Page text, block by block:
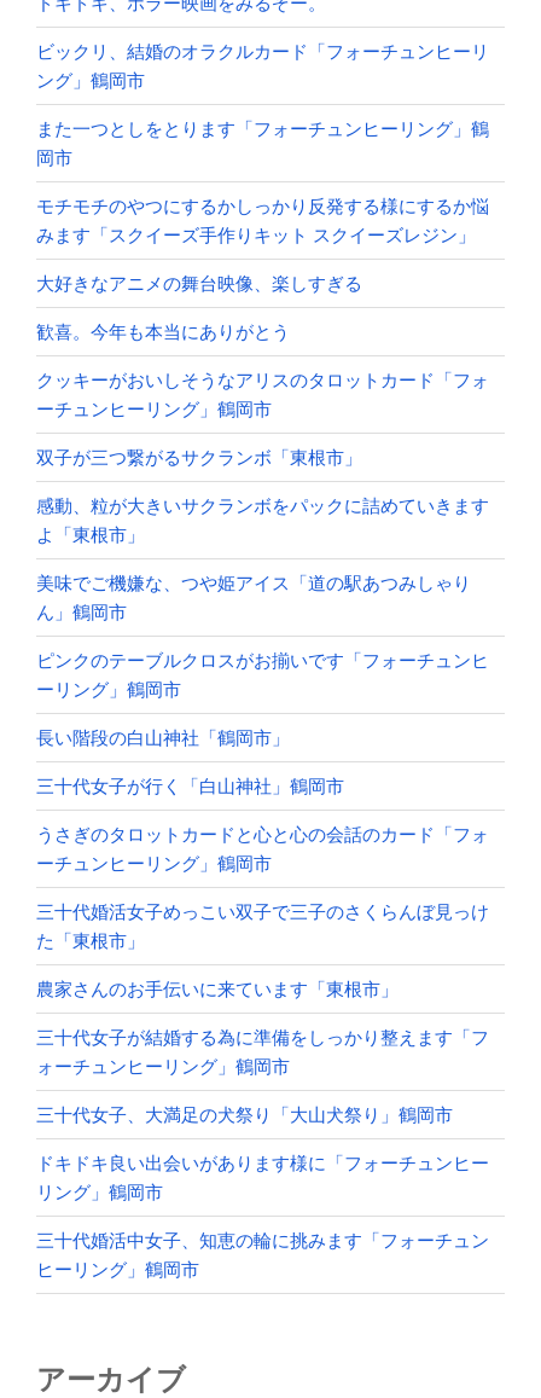
ビックリ、結婚のオラクルカード「フォーチュンヒーリ
ング」鶴岡市
また一つとしをとります「フォーチュンヒーリング」鶴
岡市
モチモチのやつにするかしっかり反発する様にするか悩
みます「スクイーズ手作りキット スクイーズレジン」
大好きなアニメの舞台映像、楽しすぎる
歓喜。今年も本当にありがとう
クッキーがおいしそうなアリスのタロットカード「フォ
ーチュンヒーリング」鶴岡市
双子が三つ繋がるサクランボ「東根市」
感動、粒が大きいサクランボをパックに詰めていきます
よ「東根市」
美味でご機嫌な、つや姫アイス「道の駅あつみしゃり
ん」鶴岡市
ピンクのテーブルクロスがお揃いです「フォーチュンヒ
ーリング」鶴岡市
長い階段の白山神社「鶴岡市」
三十代女子が行く「白山神社」鶴岡市
うさぎのタロットカードと心と心の会話のカード「フォ
ーチュンヒーリング」鶴岡市
三十代婚活女子めっこい双子で三子のさくらんぼ見っけ
た「東根市」
農家さんのお手伝いに来ています「東根市」
三十代女子が結婚する為に準備をしっかり整えます「フ
ォーチュンヒーリング」鶴岡市
三十代女子、大満足の犬祭り「大山犬祭り」鶴岡市
ドキドキ良い出会いがあります様に「フォーチュンヒー
リング」鶴岡市
三十代婚活中女子、知恵の輪に挑みます「フォーチュン
ヒーリング」鶴岡市
アーカイブ